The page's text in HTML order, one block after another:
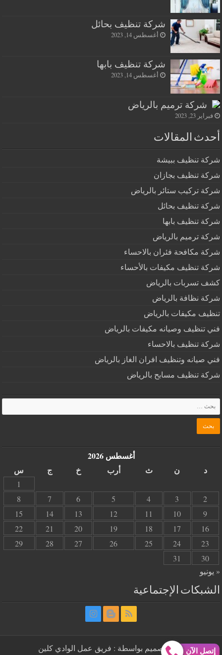
شركة تنظيف بحائل
أغسطس 14, 2023
شركة تنظيف بابها
أغسطس 14, 2023
شركة ترميم بالرياض
فبراير 23, 2023
أحدث المقالات
شركة تنظيف ببيشة
شركة تنظيف بجازان
شركة تركيب ستائر بالرياض
شركة تنظيف بحائل
شركة تنظيف بابها
شركة ترميم بالرياض
شركة مكافحة فئران بالاحساء
شركة تنظيف مكيفات بالأحساء
كشف تسربات بالرياض
شركة نظافة بالرياض
تنظيف مكيفات بالرياض
فني تنظيف وصيانه مكيفات بالرياض
شركة تنظيف بالاحساء
فني صيانه وتنظيف افران الغاز بالرياض
شركة تنظيف مسابح بالرياض
أغسطس 2026
د
ن ث أرب خ ج س
1
2
3
4
5
6
7
8
9
10
11
12
13
14
15
16
17
18
19
20
21
22
23
24
25
26
27
28
29
30
31
« يونيو
الشبكات الإجتماعية
| تم التصميم بواسطة : فريق عمل الوادي كلينإتصل الآن